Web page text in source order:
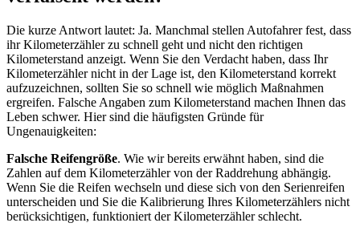
Die kurze Antwort lautet: Ja. Manchmal stellen Autofahrer fest, dass
ihr Kilometerzähler zu schnell geht und nicht den richtigen
Kilometerstand anzeigt. Wenn Sie den Verdacht haben, dass Ihr
Kilometerzähler nicht in der Lage ist, den Kilometerstand korrekt
aufzuzeichnen, sollten Sie so schnell wie möglich Maßnahmen
ergreifen. Falsche Angaben zum Kilometerstand machen Ihnen das
Leben schwer. Hier sind die häufigsten Gründe für
Ungenauigkeiten:
Falsche Reifengröße. Wie wir bereits erwähnt haben, sind die
Zahlen auf dem Kilometerzähler von der Raddrehung abhängig.
Wenn Sie die Reifen wechseln und diese sich von den Serienreifen
unterscheiden und Sie die Kalibrierung Ihres Kilometerzählers nicht
berücksichtigen, funktioniert der Kilometerzähler schlecht.